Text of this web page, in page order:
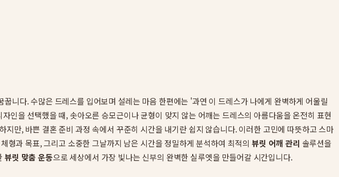
니다. 수많은 드레스를 입어보며 설레는 마음 한편에는 '과연 이 드레스가 나에게 완벽하게 어울릴
인을 선택했을 때, 솟아오른 승모근이나 균형이 맞지 않는 어깨는 드레스의 아름다움을 온전히 표현
만, 바쁜 결혼 준비 과정 속에서 꾸준히 시간을 내기란 쉽지 않습니다. 이러한 고민에 따뜻하고 스마
형과 목표, 그리고 소중한 그날까지 남은 시간을 정밀하게 분석하여 최적의뷰릿 어깨 관리 솔루션을
뷰릿 맞춤 운동으로 세상에서 가장 빛나는 신부의 완벽한 실루엣을 만들어갈 시간입니다.